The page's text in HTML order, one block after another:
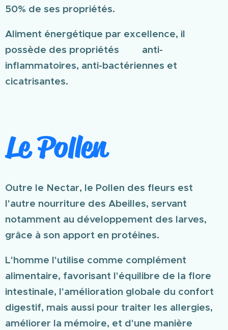
50% de ses propriétés.
Aliment énergétique par excellence, il
possède des propriétés anti-
inflammatoires, anti-bactériennes et
cicatrisantes.
Le Pollen
Outre le Nectar, le Pollen des fleurs est
l'autre nourriture des Abeilles, servant
notamment au développement des larves,
grâce à son apport en protéines.
L'homme l'utilise comme complément
alimentaire, favorisant l'équilibre de la flore
intestinale, l'amélioration globale du confort
digestif, mais aussi pour traiter les allergies,
améliorer la mémoire, et d'une manière